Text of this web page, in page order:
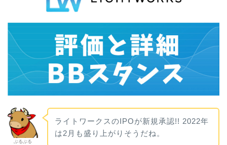
ぶるぶる
ライトワークスのIPOが新規承認!! 2022年
は2月も盛り上がりそうだね。